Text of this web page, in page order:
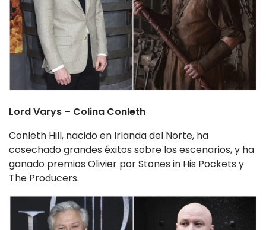
Lord Varys – Colina Conleth
Conleth Hill, nacido en Irlanda del Norte, ha
cosechado grandes éxitos sobre los escenarios, y ha
ganado premios Olivier por Stones in His Pockets y
The Producers.